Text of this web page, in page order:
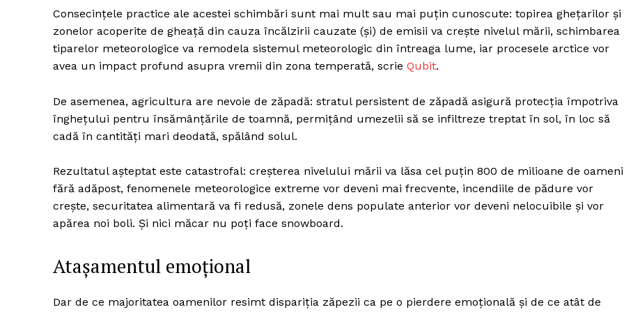
Consecințele practice ale acestei schimbări sunt mai mult sau mai puțin cunoscute: topirea ghețarilor și
zonelor acoperite de gheață din cauza încălzirii cauzate (și) de emisii va crește nivelul mării, schimbarea
tiparelor meteorologice va remodela sistemul meteorologic din întreaga lume, iar procesele arctice vor
avea un impact profund asupra vremii din zona temperată, scrie Qubit.
De asemenea, agricultura are nevoie de zăpadă: stratul persistent de zăpadă asigură protecția împotriva
înghețului pentru însămânțările de toamnă, permițând umezelii să se infiltreze treptat în sol, în loc să
cadă în cantități mari deodată, spălând solul.
Rezultatul așteptat este catastrofal: creșterea nivelului mării va lăsa cel puțin 800 de milioane de oameni
fără adăpost, fenomenele meteorologice extreme vor deveni mai frecvente, incendiile de pădure vor
crește, securitatea alimentară va fi redusă, zonele dens populate anterior vor deveni nelocuibile și vor
apărea noi boli. Și nici măcar nu poți face snowboard.
Atașamentul emoțional
Dar de ce majoritatea oamenilor resimt dispariția zăpezii ca pe o pierdere emoțională și de ce atât de